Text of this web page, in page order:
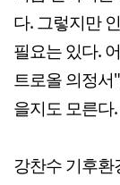
다. 그렇지만
필요는 있다.
트로올 의정서
을지도 모른다.
강찬수 기후환